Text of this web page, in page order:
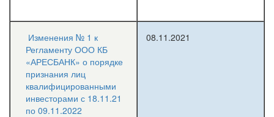
Изменения № 1 к
Регламенту ООО КБ
«АРЕСБАНК» о порядке
признания лиц
квалифицированными
инвесторами с 18.11.21
по 09.11.2022
08.11.2021